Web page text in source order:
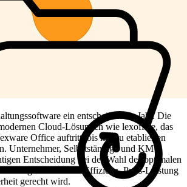
ein entscheidendes Jahr. Die
Cloud-Lösungen wie lexoffice, das
Office auftritt, bis hin zu etablierten
Unternehmer, Selbstständige und KMU
Entscheidung bei der Wahl des optimalen
in Sachen Effizienz, Preis-Leistung
gerecht wird.